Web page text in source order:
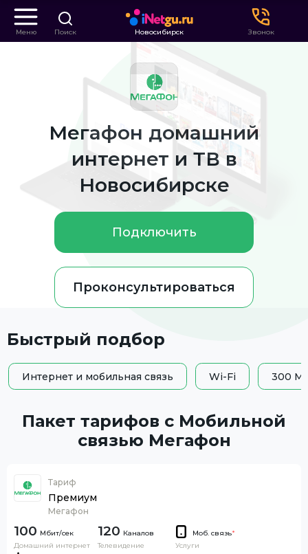
Меню Поиск Новосибирск Звонок
Мегафон домашний
интернет и ТВ в
Новосибирске
Подключить
Проконсультироваться
Быстрый подбор
Интернет и мобильная связь Wi-Fi 300
Пакет тарифов с Мобильной
связью Мегафон
Тариф
Премиум
Мегафон
100
Домашний интернет
120 Каналов
Телевидение
Моб. связь*
Услуги